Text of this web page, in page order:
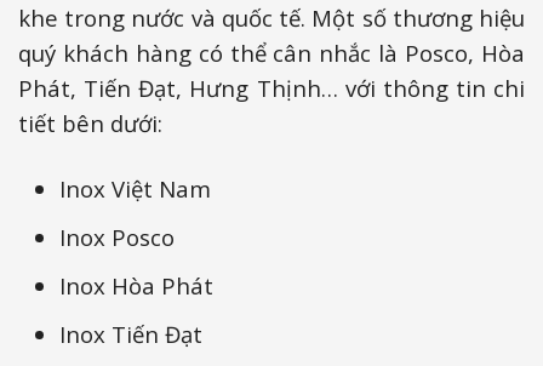
khe trong nước và quốc tế. Một số thương hiệu
quý khách hàng có thể cân nhắc là Posco, Hòa
Phát, Tiến Đạt, Hưng Thịnh… với thông tin chi
tiết bên dưới:
Inox Việt Nam
Inox Posco
Inox Hòa Phát
Inox Tiến Đạt